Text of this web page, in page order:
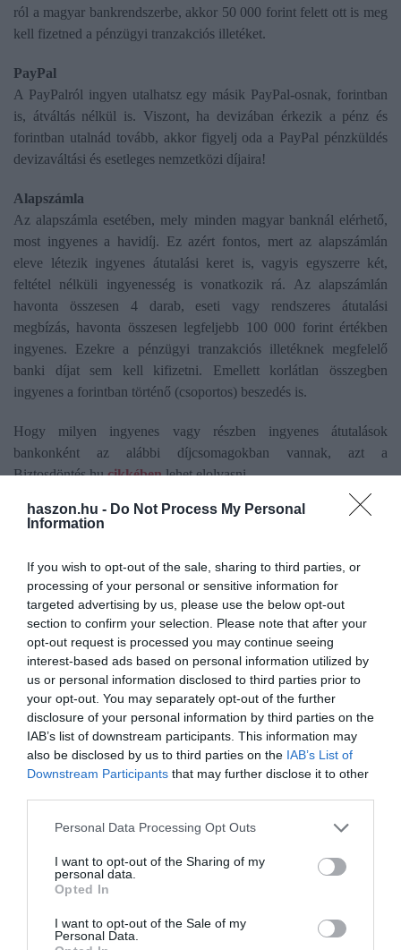
haszon.hu - Do Not Process My Personal
Information
If you wish to opt-out of the sale, sharing to third parties, or
processing of your personal or sensitive information for
targeted advertising by us, please use the below opt-out
section to confirm your selection. Please note that after your
opt-out request is processed you may continue seeing
interest-based ads based on personal information utilized by
us or personal information disclosed to third parties prior to
your opt-out. You may separately opt-out of the further
disclosure of your personal information by third parties on the
IAB’s list of downstream participants. This information may
also be disclosed by us to third parties on the IAB’s List of
Downstream Participants that may further disclose it to other
Please note that this website/app uses one or more Google
not limited to your visit or usage behaviour. You may click to
grant or deny consent to Google and its third-party tags to
use your data for below specified purposes in below Google
consent section.
Personal Data Processing Opt Outs
I want to opt-out of the Sharing of my
personal data.
Opted In
I want to opt-out of the Sale of my
Personal Data.
ról a magyar bankrendszerbe, akkor 50 000 forint felett ott is meg
kell fizetned a pénzügyi tranzakciós illetéket.
PayPal
A PayPalról ingyen utalhatsz egy másik PayPal-osnak, forintban
is, átváltás nélkül is. Viszont, ha devizában érkezik a pénz és
forintban utalnád tovább, akkor figyelj oda a PayPal pénzküldés
devizaváltási és esetleges nemzetközi díjaira!
Alapszámla
Az alapszámla esetében, mely minden magyar banknál elérhető,
most ingyenes a havidíj. Ez azért fontos, mert az alapszámlán
eleve létezik ingyenes átutalási keret is, vagyis egyszerre két,
feltétel nélküli ingyenesség is vonatkozik rá. Az alapszámlán
havonta összesen 4 darab, eseti vagy rendszeres átutalási
megbízás, havonta összesen legfeljebb 100 000 forint értékben
ingyenes. Ezekre a pénzügyi tranzakciós illetéknek megfelelő
banki díjat sem kell kifizetni. Emellett korlátlan összegben
ingyenes a forintban történő (csoportos) beszedés is.
Hogy milyen ingyenes vagy részben ingyenes átutalások
bankonként az alábbi díjcsomagokban vannak, azt a
Biztosdöntés.hucikkébenlehet elolvasni.
Olvasd el ezt is!
Riasztás a jegybanktól, két új fronton támadnak a
csalók
Állampapír vagy bankbetét? Így érvel az
államadósságkezelő
Belenyúlt a jegybank a lakáshitelezési piacba
Erre figyelj külföldi bankkártyás
vásárlásnál
) egy olyan funkció, amit külföldi bankkártyás fizetéskor
rendszer felismeri, hogy a kártyánk magyar kibocsátású, és
felajánlja a lehetőséget, hogy a tranzakciót ne a helyi pénznemben
(euró, dollár, török líra stb.), hanem azonnal forintban egyenlítsük
ki. Ne ezt válassuk, rosszabbul járunk. A
DCC-t